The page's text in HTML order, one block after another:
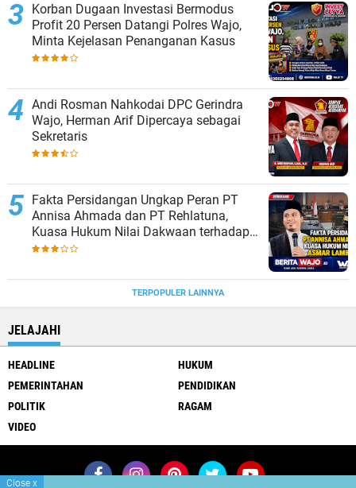
Korban Dugaan Investasi Bermodus
Profit 20 Persen Datangi Polres Wajo,
Minta Kejelasan Penanganan Kasus
Andi Rosman Nahkodai DPC Gerindra
Wajo, Herman Arif Dipercaya sebagai
Sekretaris
Fakta Persidangan Ungkap Peran PT
Annisa Ahmada dan PT Rehlatuna,
Kuasa Hukum Nilai Dakwaan terhadap
Asmar Lambo Tidak Berdasar
TERPOPULER LAINNYA
JELAJAHI
HEADLINE
HUKUM
PEMERINTAHAN
PENDIDIKAN
POLITIK
RAGAM
VIDEO
Close x